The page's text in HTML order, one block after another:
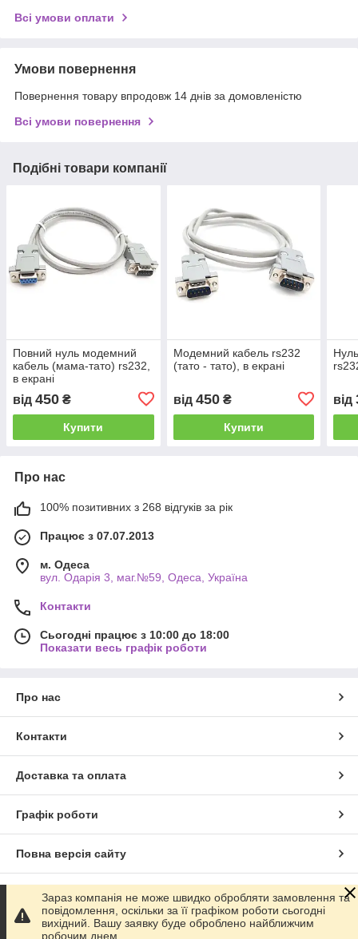
Всі умови оплати
Умови повернення
Повернення товару впродовж 14 днів за домовленістю
Всі умови повернення
Подібні товари компанії
Повний нуль модемний
кабель (мама-тато) rs232,
в екрані
від 450 ₴
Купити
Модемний кабель rs232
(тато - тато), в екрані
від 450₴
Купити
від
Про нас
100% позитивних з 268 відгуків за рік
Працює з 07.07.2013
м. Одеса
вул. Одарiя 3, маг.№59, Одеса, Україна
Контакти
Сьогодні працює з 10:00 до 18:00
Показати весь графік роботи
Про нас
Контакти
Доставка та оплата
Графік роботи
Повна версія сайту
Сайт створено на маркетплейсі Prom.ua
Політика конфіденційності
Зараз компанія не може швидко обробляти замовлення та
повідомлення, оскільки за її графіком роботи сьогодні
вихідний. Вашу заявку буде оброблено найближчим
робочим днем.